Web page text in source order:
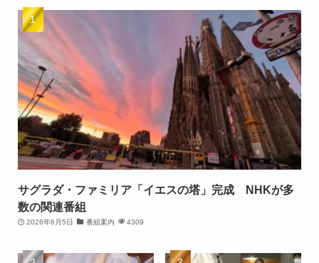
サグラダ・ファミリア「イエスの塔」完成 NHKが多
数の関連番組
2026年6月5日 番組案内 4309